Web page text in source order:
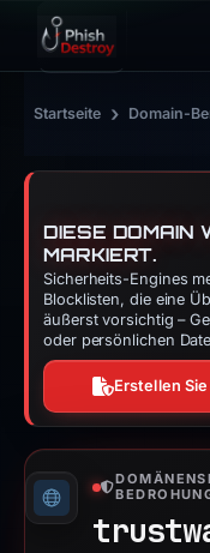
Startseite › Domain-
DIESE DOMAIN
MARKIERT.
Sicherheits-Engines
Blocklisten, die eine
äußerst vorsichtig –
oder persönlichen
Erstellen